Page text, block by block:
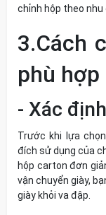
chỉnh hộp theo nhu
3.Cách
phù hợp
- Xác
Trước khi lựa chọn
đích sử dụng của
hộp carton đơn
vận chuyển giày,
giày khỏi va đập.